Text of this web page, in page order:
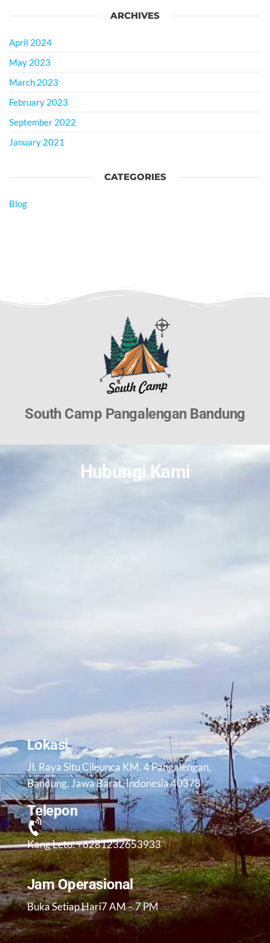
ARCHIVES
April 2024
May 2023
March 2023
February 2023
September 2022
January 2021
CATEGORIES
Blog
South Camp Pangalengan Bandung
Hubungi Kami
Lokasi
Jl. Raya Situ Cileunca KM. 4 Pangalengan,
Bandung, Jawa Barat, Indonesia 40378
Telepon
Kang Leto: +6281232653933
Jam Operasional
Buka Setiap Hari7 AM – 7 PM